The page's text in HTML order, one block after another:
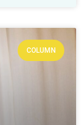
COLUMN